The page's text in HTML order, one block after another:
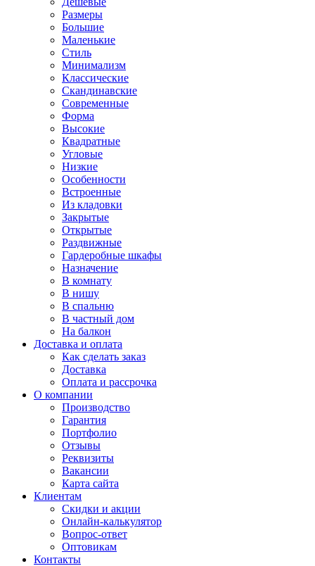
Размеры
Большие
Маленькие
Стиль
Минимализм
Классические
Скандинавские
Современные
Форма
Высокие
Квадратные
Угловые
Низкие
Особенности
Встроенные
Из кладовки
Закрытые
Открытые
Раздвижные
Гардеробные шкафы
Назначение
В комнату
В нишу
В спальню
В частный дом
На балкон
Доставка и оплата
Как сделать заказ
Доставка
Оплата и рассрочка
О компании
Производство
Гарантия
Портфолио
Отзывы
Реквизиты
Вакансии
Карта сайта
Клиентам
Скидки и акции
Онлайн-калькулятор
Вопрос-ответ
Оптовикам
Контакты